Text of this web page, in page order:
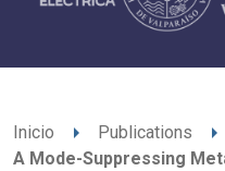
Inicio arrow_right Publications arrow_right
A Mode-Suppressing